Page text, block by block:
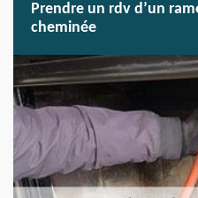
Prendre un rdv d’un
cheminée